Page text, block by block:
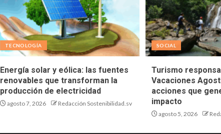
TECNOLOGÍA
Energía solar y eólica: las fuentes
renovables que transforman la
producción de electricidad
agosto 7, 2026 Redacción Sostenibilidad.sv
SOCIAL
Turismo
Vacaciones
acciones que
impacto
agosto 5, 2026